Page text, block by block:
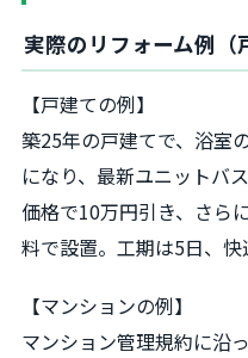
実際のリフォーム例（
【戸建ての例】
築25年の戸建てで、浴室
になり、最新ユニットバ
価格で10万円引き、さら
料で設置。工期は5日、快
【マンションの例】
マンション管理規約に沿